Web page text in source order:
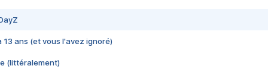
13 ans (et vous l'avez ignoré)
(littéralement)